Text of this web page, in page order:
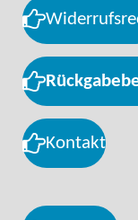
Kontakt